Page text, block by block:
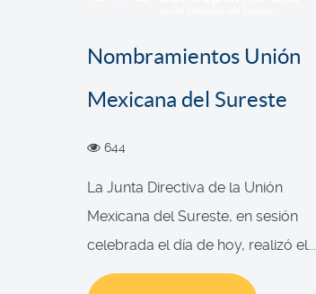
Nombramientos Unión
Mexicana del Sureste
644
La Junta Directiva de la Unión
Mexicana del Sureste, en sesión
celebrada el día de hoy, realizó el...